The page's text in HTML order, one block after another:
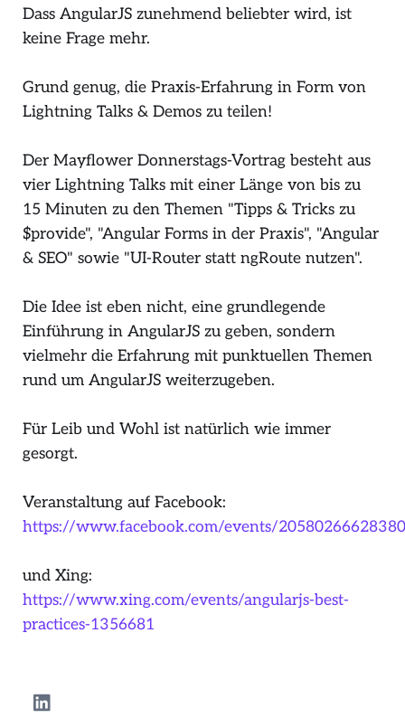
Dass AngularJS zunehmend beliebter wird, ist
keine Frage mehr.
Grund genug, die Praxis-Erfahrung in Form von
Lightning Talks & Demos zu teilen!
Der Mayflower Donnerstags-Vortrag besteht aus
vier Lightning Talks mit einer Länge von bis zu
15 Minuten zu den Themen "Tipps & Tricks zu
$provide", "Angular Forms in der Praxis", "Angular
& SEO" sowie "UI-Router statt ngRoute nutzen".
Die Idee ist eben nicht, eine grundlegende
Einführung in AngularJS zu geben, sondern
vielmehr die Erfahrung mit punktuellen Themen
rund um AngularJS weiterzugeben.
Für Leib und Wohl ist natürlich wie immer
gesorgt.
Veranstaltung auf Facebook:
https://www.facebook.com/events/
und Xing:
https://www.xing.com/events/angularjs-best-
practices-1356681